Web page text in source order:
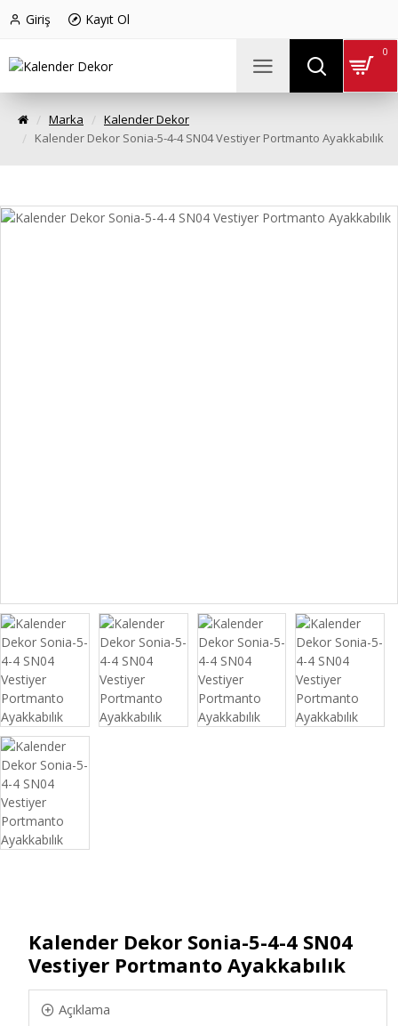
Giriş Kayıt Ol
0
Marka
Kalender Dekor
Kalender Dekor Sonia-5-4-4 SN04 Vestiyer Portmanto Ayakkabılık
Kalender Dekor Sonia-5-4-4 SN04
Vestiyer Portmanto Ayakkabılık
Açıklama